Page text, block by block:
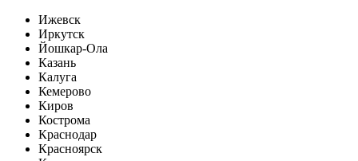
Ижевск
Иркутск
Йошкар-Ола
Казань
Калуга
Кемерово
Киров
Кострома
Краснодар
Красноярск